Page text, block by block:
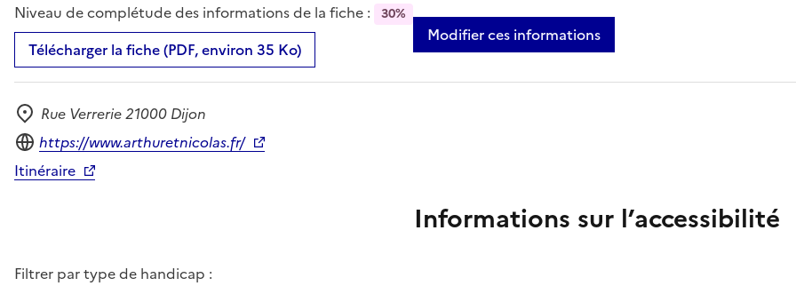
Niveau de complétude des informations de la fiche : 30%
Télécharger la fiche (PDF, environ 35 Ko)
Modifier ces informations
Adresse
Rue Verrerie 21000 Dijon
Site internet
https://www.arthuretnicolas.fr/
Itinéraire
Informations sur l’accessibilité
Filtrer par type de handicap :